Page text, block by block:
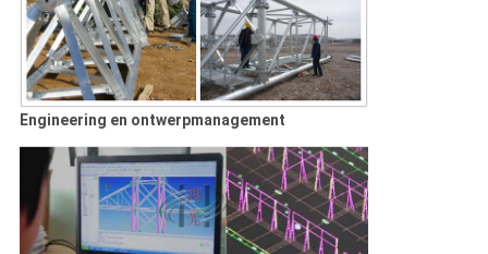
Engineering en ontwerpmanagement